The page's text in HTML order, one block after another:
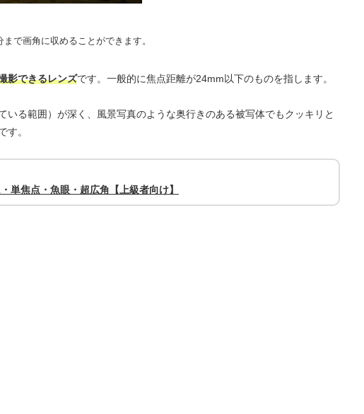
で画角に収めることができます。
影できるレンズです。一般的に焦点距離が24mm以下のものを指します。
いる範囲）が深く、風景写真のような奥行きのある被写体でもクッキリと
す。
単焦点・魚眼・超広角【上級者向け】